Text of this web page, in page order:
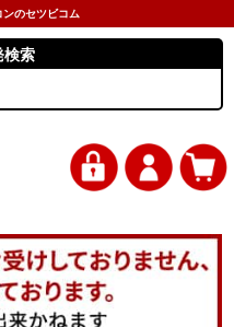
のセツビコム
検索